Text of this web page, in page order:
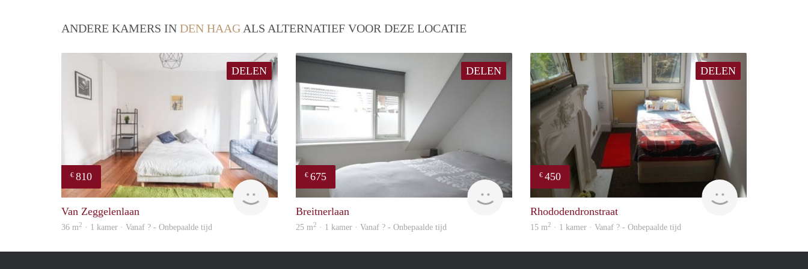
ANDERE KAMERS IN DEN HAAG ALS ALTERNATIEF VOOR DEZE LOCATIE
DELEN
€ 810
finder
Van Zeggelenlaan
36 m2 · 1 kamer · Vanaf ? - Onbepaalde tijd
DELEN
€ 675
Woning
Breitnerlaan
25 m2 · 1 kamer · Vanaf ? - Onbepaalde tijd
DELEN
€ 450
finder
Rhododendronstraat
15 m2 · 1 kamer · Vanaf ? - Onbepaalde tijd